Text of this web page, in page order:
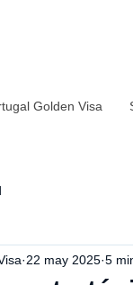
Golden Visa
22 may 2025 5